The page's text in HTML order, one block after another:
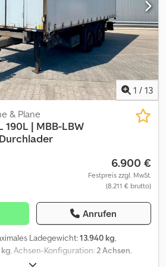
Objekt ein Finanzierungs- oder
Sie uns an!
1 / 13
& Plane
190L | MBB-LBW
6.900 €
Festpreis zzgl. MwSt.
(8.211 € brutto)
Anrufen
Ladegewicht:13.940 kg,
, Achsen-Konfiguration:2 Achsen,
, nächste Prüfung (TÜV):